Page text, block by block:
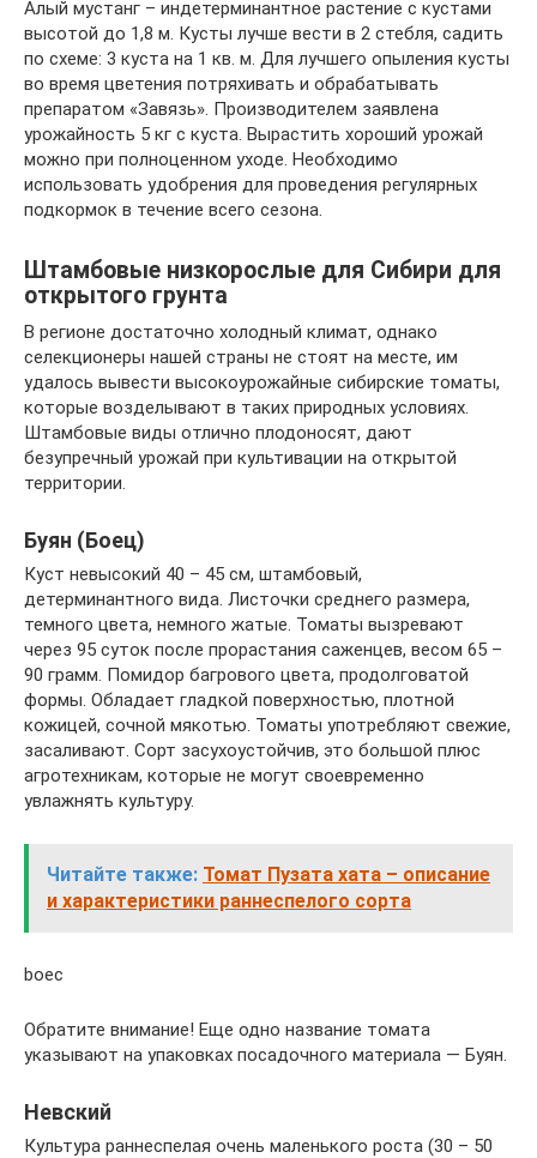
Алый мустанг – индетерминантное растение с кустами
высотой до 1,8 м. Кусты лучше вести в 2 стебля, садить
по схеме: 3 куста на 1 кв. м. Для лучшего опыления кусты
во время цветения потряхивать и обрабатывать
препаратом «Завязь». Производителем заявлена
урожайность 5 кг с куста. Вырастить хороший урожай
можно при полноценном уходе. Необходимо
использовать удобрения для проведения регулярных
подкормок в течение всего сезона.
Штамбовые низкорослые для Сибири для
открытого грунта
В регионе достаточно холодный климат, однако
селекционеры нашей страны не стоят на месте, им
удалось вывести высокоурожайные сибирские томаты,
которые возделывают в таких природных условиях.
Штамбовые виды отлично плодоносят, дают
безупречный урожай при культивации на открытой
территории.
Буян (Боец)
Куст невысокий 40 – 45 см, штамбовый,
детерминантного вида. Листочки среднего размера,
темного цвета, немного жатые. Томаты вызревают
через 95 суток после прорастания саженцев, весом 65 –
90 грамм. Помидор багрового цвета, продолговатой
формы. Обладает гладкой поверхностью, плотной
кожицей, сочной мякотью. Томаты употребляют свежие,
засаливают. Сорт засухоустойчив, это большой плюс
агротехникам, которые не могут своевременно
увлажнять культуру.
Читайте также: Томат Пузата хата – описание
и характеристики раннеспелого сорта
boec
Обратите внимание! Еще одно название томата
указывают на упаковках посадочного материала — Буян.
Невский
Культура раннеспелая очень маленького роста (30 – 50